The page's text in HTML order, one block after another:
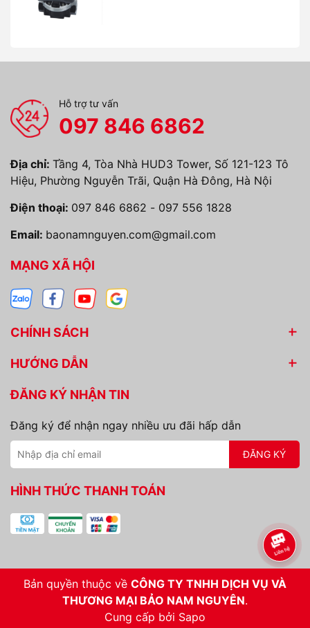
Hỗ trợ tư vấn
097 846 6862
Địa chỉ: Tầng 4, Tòa Nhà HUD3 Tower, Số 121-123 Tô
Hiệu, Phường Nguyễn Trãi, Quận Hà Đông, Hà Nội
Điện thoại: 097 846 6862 - 097 556 1828
Email: baonamnguyen.com@gmail.com
MẠNG XÃ HỘI
CHÍNH SÁCH
HƯỚNG DẪN
ĐĂNG KÝ NHẬN TIN
Đăng ký để nhận ngay nhiều ưu đãi hấp dẫn
ĐĂNG KÝ
HÌNH THỨC THANH TOÁN
Bản quyền thuộc về CÔNG TY TNHH DỊCH VỤ VÀ
THƯƠNG MẠI BẢO NAM NGUYÊN.
Cung cấp bởi Sapo